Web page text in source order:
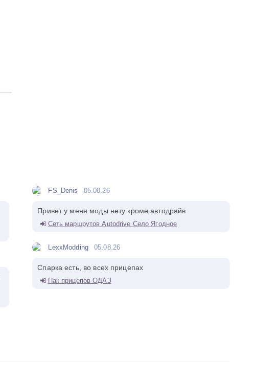
FS_Denis 05.08.26
Привет у меня моды нету кроме автодрайв
Сеть маршрутов Autodrive Село Ягодное
LexxModding 05.08.26
Спарка есть, во всех прицепах
Пак прицепов ОДАЗ